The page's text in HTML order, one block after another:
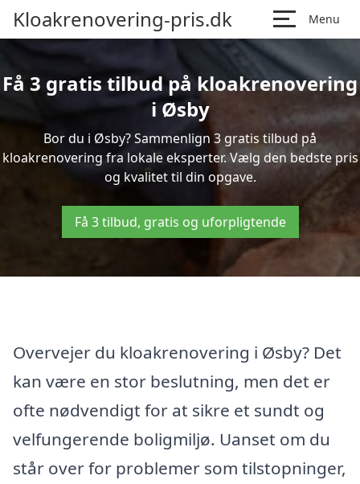
Kloakrenovering-pris.dk Menu
Få 3 gratis tilbud på kloakrenovering
i Øsby
Bor du i Øsby? Sammenlign 3 gratis tilbud på
kloakrenovering fra lokale eksperter. Vælg den bedste pris
og kvalitet til din opgave.
Få 3 tilbud, gratis og uforpligtende
Overvejer du kloakrenovering i Øsby? Det
kan være en stor beslutning, men det er
ofte nødvendigt for at sikre et sundt og
velfungerende boligmiljø. Uanset om du
står over for problemer som tilstopninger,